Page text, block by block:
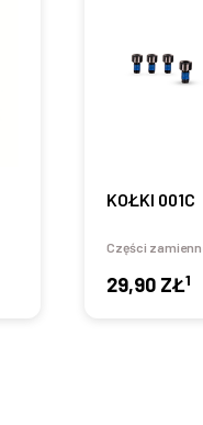
KOŁKI 001C
Części
29,90 ZŁ1